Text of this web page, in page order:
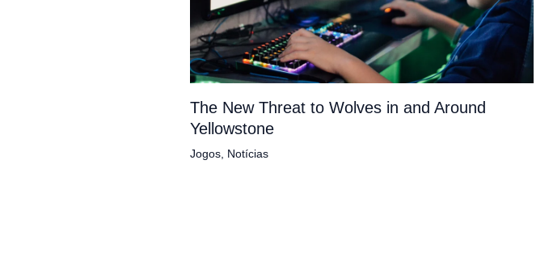
The New Threat to Wolves in and Around
Yellowstone
Jogos, Notícias